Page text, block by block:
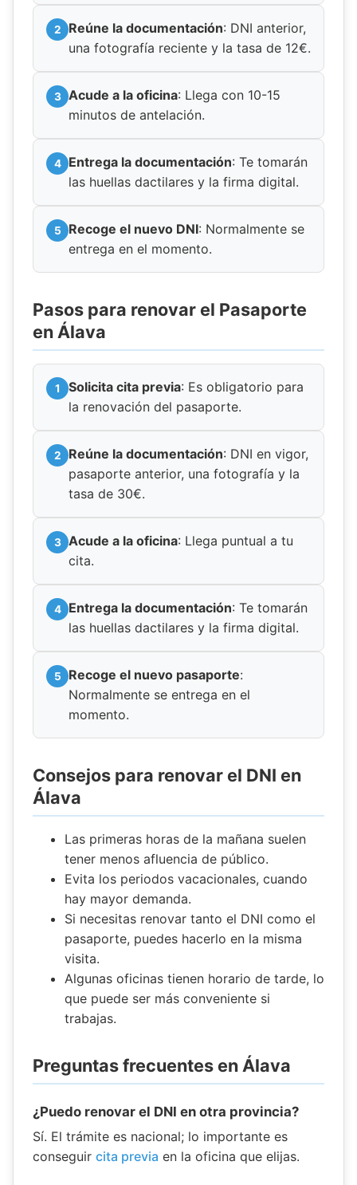
Reúne la documentación: DNI anterior,
una fotografía reciente y la tasa de 12€.
Acude a la oficina: Llega con 10-15
minutos de antelación.
Entrega la documentación: Te tomarán
las huellas dactilares y la firma digital.
Recoge el nuevo DNI: Normalmente se
entrega en el momento.
Pasos para renovar el Pasaporte
en Álava
Solicita cita previa: Es obligatorio para
la renovación del pasaporte.
Reúne la documentación: DNI en vigor,
pasaporte anterior, una fotografía y la
tasa de 30€.
Acude a la oficina: Llega puntual a tu
cita.
Entrega la documentación: Te tomarán
las huellas dactilares y la firma digital.
Recoge el nuevo pasaporte:
Normalmente se entrega en el
momento.
Consejos para renovar el DNI en
Álava
Las primeras horas de la mañana suelen
tener menos afluencia de público.
Evita los periodos vacacionales, cuando
hay mayor demanda.
Si necesitas renovar tanto el DNI como el
pasaporte, puedes hacerlo en la misma
visita.
Algunas oficinas tienen horario de tarde, lo
que puede ser más conveniente si
trabajas.
Preguntas frecuentes en Álava
¿Puedo renovar el DNI en otra provincia?
Sí. El trámite es nacional; lo importante es
conseguir cita previa en la oficina que elijas.